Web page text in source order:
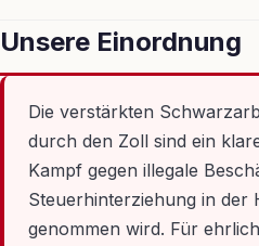
Unsere Einordnung
Die verstärkten
durch den Zoll sind ein
Kampf gegen illegale
Steuerhinterziehung in der
genommen wird. Für